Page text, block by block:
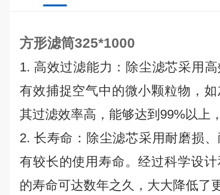
方形滤筒325*1000
1. 高效过滤能力：除尘滤芯采用
有效捕捉空气中的微小颗粒物，
其过滤效率高，能够达到99%以上
2. 长寿命：除尘滤芯采用耐磨损
有较长的使用寿命。经过科学设
的寿命可达数年之久，大大降低了